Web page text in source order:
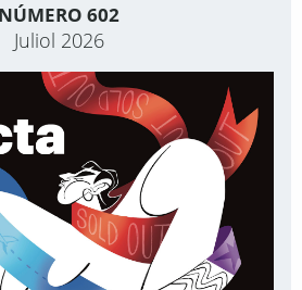
NÚMERO 602
Juliol 2026